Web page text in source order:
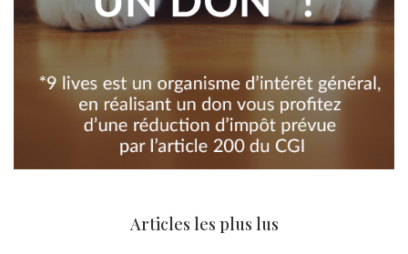
Articles les plus lus